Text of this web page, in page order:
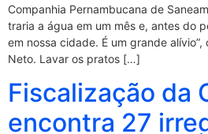
Companhia Pernambucana de
traria a água em um mês e, antes do
em nossa cidade. É um grande
Neto. Lavar os pratos […]
Fiscalização da
encontra 27